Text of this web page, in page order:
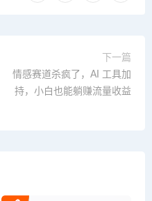
下一篇
情感赛道杀疯了，AI 工具加
持，小白也能躺赚流量收益